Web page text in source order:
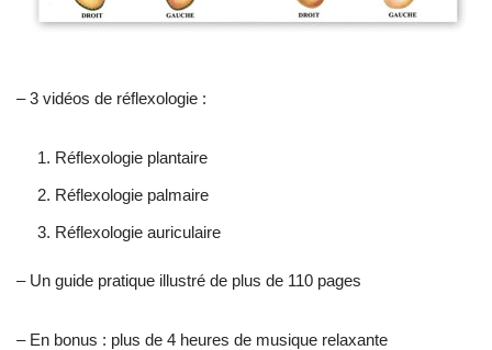
– 3 vidéos de réflexologie :
Réflexologie plantaire
Réflexologie palmaire
Réflexologie auriculaire
– Un guide pratique illustré de plus de 110 pages
– En bonus : plus de 4 heures de musique relaxante